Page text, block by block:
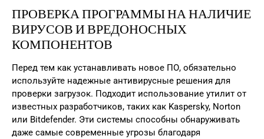
ПРОВЕРКА ПРОГРАММЫ НА НАЛИЧИЕ
ВИРУСОВ И ВРЕДОНОСНЫХ
КОМПОНЕНТОВ
Перед тем как устанавливать новое ПО, обязательно
используйте надежные антивирусные решения для
проверки загрузок. Подходит использование утилит от
известных разработчиков, таких как Kaspersky, Norton
или Bitdefender. Эти системы способны обнаруживать
даже самые современные угрозы благодаря